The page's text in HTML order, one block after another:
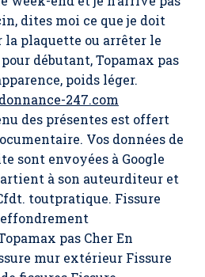
dites moi ce que je doit
plaquette ou arrêter le
débutant, Topamax pas
poids léger.
247.com
des présentes est offert
Vos données de
sont envoyées à Google
à son auteurditeur et
toutpratique. Fissure
pas Cher En
mur extérieur Fissure